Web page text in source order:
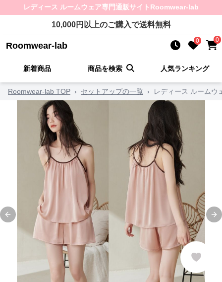
レディース ルームウェア専門通販サイト Roomwear-lab
10,000円以上のご購入で送料無料
Roomwear-lab 0 0
新着商品 商品を検索 人気ランキング
Roomwear-lab TOP › セットアップの一覧 › レディース ルームウ
Previous slide